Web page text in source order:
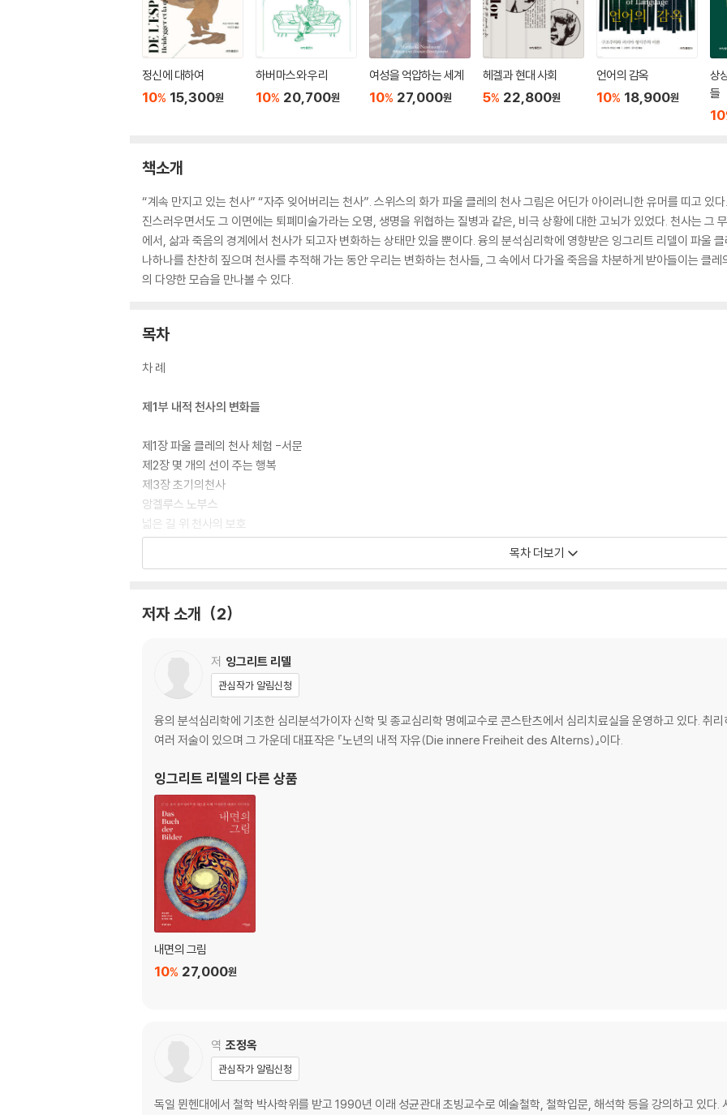
정신에 대하여
10% 15,300원
하버마스와 우리
10% 20,700원
여성을 억압하는 세계
10% 27,000원
헤겔과 현대 사회
5% 22,800원
언어의 감옥
10% 18,900원
상
들
10
책소개
“계속 만지고 있는 천사” “자주 잊어버리는 천사”. 스위스의 화가 파울 클레의 천사 그림은 어딘가 아이러니한 유머를 띠고 있
진스러우면서도 그 이면에는 퇴폐미술가라는 오명, 생명을 위협하는 질병과 같은, 비극 상황에 대한 고뇌가 있었다. 천사는 그
에서, 삶과 죽음의 경계에서 천사가 되고자 변화하는 상태만 있을 뿐이다. 융의 분석심리학에 영향받은 잉그리트 리델이 파울
나하나를 찬찬히 짚으며 천사를 추적해 가는 동안 우리는 변화하는 천사들, 그 속에서 다가올 죽음을 차분하게 받아들이는 클
의 다양한 모습을 만나볼 수 있다.
목차
차 례
제1부 내적 천사의 변화들
제1장 파울 클레의 천사 체험 -서문
제2장 몇 개의 선이 주는 행복
제3장 초기의천사
앙겔루스 노부스
넓은 길 위 천사의 보호
비탈길 위 천사의 보호
제2부 길잡이
제1장 초기의 천사
루시퍼의 접근
천사다운
유치원의 천사
천사 됨을 위한 대기실에서
방울 천사
부인 천사
미완성의 천사
천사의 절벽
제2장 위기의 천사
관리의 위엄
천사의 위기 II
똑똑한 노인 천사
새에 가까운
못생긴 천사
다리 대신에 날개
짐 들기 시험
제3장 위로의 천사
목차 더보기
저자 소개 2
저 잉그리트 리델
관심작가 알림신청
융의 분석심리학에 기초한 심리분석가이자 신학 및 종교심리학 명예교수로 콘스탄츠에서 심리치료실을 운영하고 있다. 취
여러 저술이 있으며 그 가운데 대표작은 『노년의 내적 자유(Die innere Freiheit des Alterns)』이다.
잉그리트 리델의 다른 상품
내면의 그림
27,000원
10%
역 조정옥
관심작가 알림신청
독일 뮌헨대에서 철학 박사학위를 받고 1990년 이래 성균관대 초빙교수로 예술철학, 철학입문, 해석학 등을 강의하고 있다.